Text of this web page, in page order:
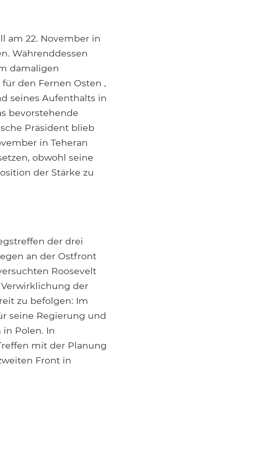
am 22. November in
Währenddessen
damaligen
den Fernen Osten ,
seines Aufenthalts in
bevorstehende
Präsident blieb
in Teheran
obwohl seine
der Stärke zu
der drei
an der Ostfront
Roosevelt
der
zu befolgen: Im
seine Regierung und
in Polen. In
mit der Planung
Front in